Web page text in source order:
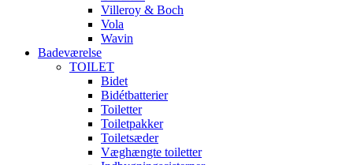
Villeroy & Boch
Vola
Wavin
Badeværelse
TOILET
Bidet
Bidétbatterier
Toiletter
Toiletpakker
Toiletsæder
Væghængte toiletter